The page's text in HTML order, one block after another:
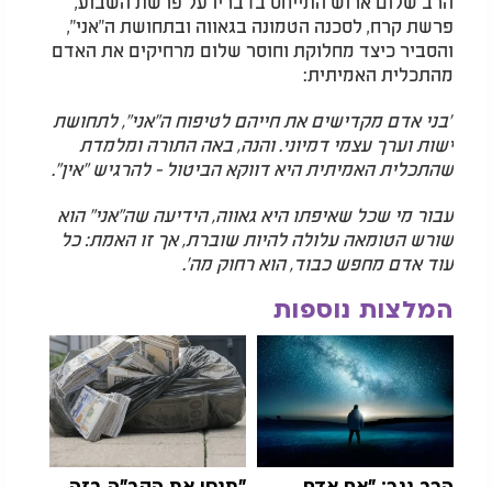
פרשת קרח, לסכנה הטמונה בגאווה ובתחושת ה"אני",
והסביר כיצד מחלוקת וחוסר שלום מרחיקים את האדם
מהתכלית האמיתית:
"בני אדם מקדישים את חייהם לטיפוח ה"אני", לתחושת
ישות וערך עצמי דמיוני. והנה, באה התורה ומלמדת
שהתכלית האמיתית היא דווקא הביטול - להרגיש "אין".
עבור מי שכל שאיפתו היא גאווה, הידיעה שה"אני" הוא
שורש הטומאה עלולה להיות שוברת, אך זו האמת: כל
עוד אדם מחפש כבוד, הוא רחוק מה'.
המלצות נוספות